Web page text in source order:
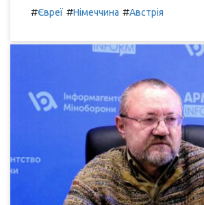
#Євреї #Німеччина #Австрія